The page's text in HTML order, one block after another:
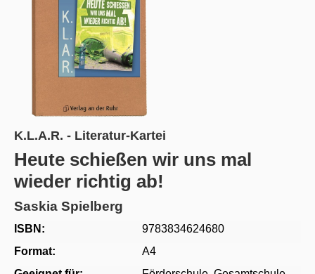
K.L.A.R. - Literatur-Kartei
Heute schießen wir uns mal
wieder richtig ab!
Saskia Spielberg
ISBN:
9783834624680
Format:
A4